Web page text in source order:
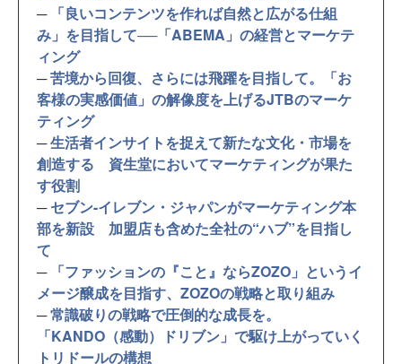
─ 「良いコンテンツを作れば自然と広がる仕組
み」を目指して──「ABEMA」の経営とマーケテ
ィング
─苦境から回復、さらには飛躍を目指して。「お
客様の実感価値」の解像度を上げるJTBのマーケ
ティング
─生活者インサイトを捉えて新たな文化・市場を
創造する 資生堂においてマーケティングが果た
す役割
─セブン-イレブン・ジャパンがマーケティング本
部を新設 加盟店も含めた全社の“ハブ”を目指し
て
─ 「ファッションの『こと』ならZOZO」というイ
メージ醸成を目指す、ZOZOの戦略と取り組み
─常識破りの戦略で圧倒的な成長を。
「KANDO（感動）ドリブン」で駆け上がっていく
トリドールの構想